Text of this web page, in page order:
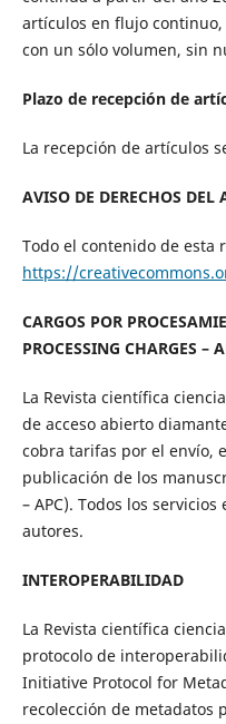
artículos en flujo
con un sólo volumen, sin
Plazo de recepción de
La recepción de artículos
AVISO DE DERECHOS
Todo el contenido de esta
https://
CARGOS POR
PROCESSING CHARGES –
La Revista científica
de acceso abierto
cobra tarifas por el envío,
publicación de los
– APC). Todos los
autores.
INTEROPERABILIDAD
La Revista científica
protocolo de
Initiative Protocol for
recolección de metadatos